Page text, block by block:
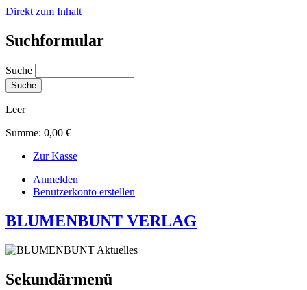
Direkt zum Inhalt
Suchformular
Suche
Leer
Summe: 0,00 €
Zur Kasse
Anmelden
Benutzerkonto erstellen
BLUMENBUNT VERLAG
Sekundärmenü